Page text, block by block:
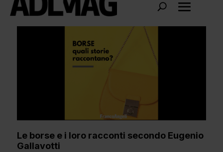
Le borse e i loro racconti secondo Eugenio
Gallavotti